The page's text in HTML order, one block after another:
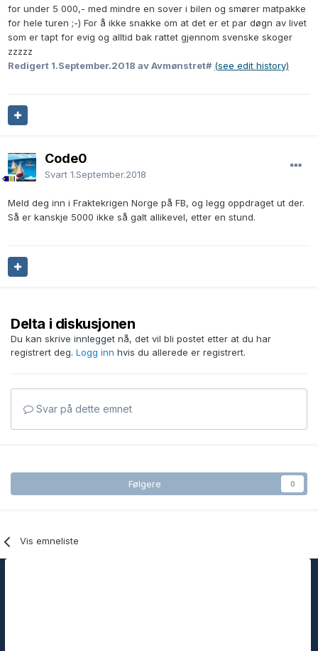
for under 5 000,- med mindre en sover i bilen og smører matpakke
for hele turen ;-) For å ikke snakke om at det er et par døgn av livet
som er tapt for evig og alltid bak rattet gjennom svenske skoger
zzzzz
Redigert 1.September.2018 av Avmønstret# (see edit history)
Code0
Svart 1.September.2018
Meld deg inn i Fraktekrigen Norge på FB, og legg oppdraget ut der.
Så er kanskje 5000 ikke så galt allikevel, etter en stund.
Delta i diskusjonen
Du kan skrive innlegget nå, det vil bli postet etter at du har
registrert deg. Logg inn hvis du allerede er registrert.
Svar på dette emnet
Følgere 0
Vis emneliste